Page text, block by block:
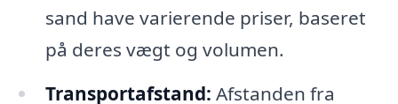
sand have varierende priser, baseret
på deres vægt og volumen.
Transportafstand: Afstanden fra